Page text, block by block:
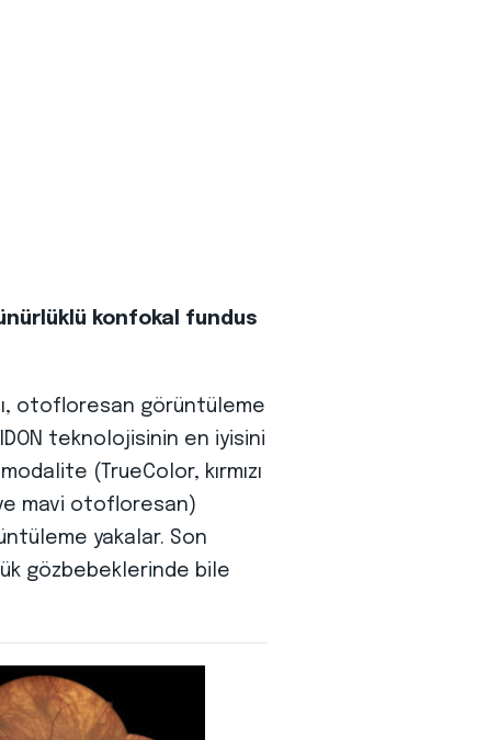
konfokal fundus
otofloresan görüntüleme
teknolojisinin en iyisini
(TrueColor, kırmızı
ve mavi otofloresan)
yakalar. Son
gözbebeklerinde bile